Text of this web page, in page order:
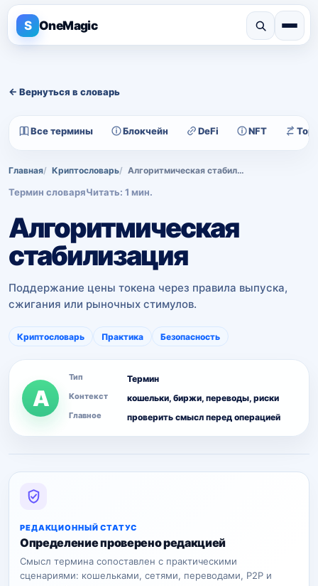
S OneMagic
← Вернуться в словарь
Все термины Блокчейн DeFi NFT
Главная Криптословарь Алгоритмическая стабилизация
Термин словаряЧитать: 1 мин.
Алгоритмическая
стабилизация
Поддержание цены токена через правила выпуска,
сжигания или рыночных стимулов.
Криптословарь Практика Безопасность
А
Тип Термин
Контекст кошельки, биржи, переводы, риски
Главное проверить смысл перед операцией
РЕДАКЦИОННЫЙ СТАТУС
Определение проверено редакцией
Смысл термина сопоставлен с практическими
сценариями: кошельками, сетями, переводами, P2P и